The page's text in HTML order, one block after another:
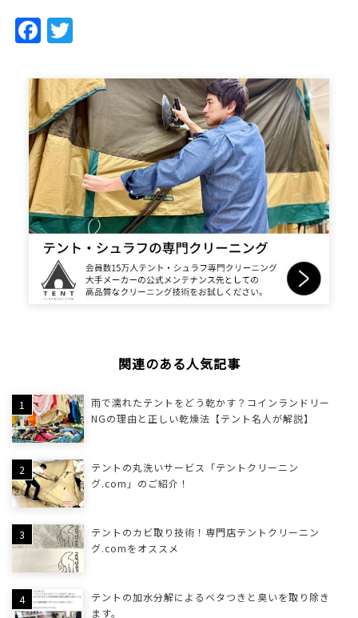
Facebook
関連のある人気記事
雨で濡れたテントをどう乾かす？コインランドリー
NGの理由と正しい乾燥法【テント名人が解説】
テントの丸洗いサービス「テントクリーニン
グ.com」のご紹介！
テントのカビ取り技術！専門店テントクリーニン
グ.comをオススメ
テントの加水分解によるベタつきと臭いを取り除き
ます。